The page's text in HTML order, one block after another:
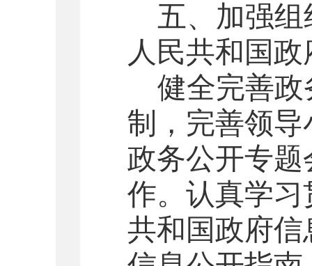
五、加强
人民共和国
健全完善
制，完善领
政务公开专
作。认真学
共和国政府